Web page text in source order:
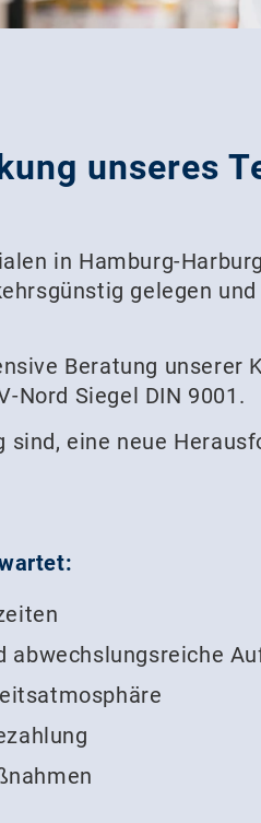
unseres
in Hamburg-
gelegen
Beratung unserer
Nord Siegel DIN 9001.
sind, eine neue
abwechslungsreiche